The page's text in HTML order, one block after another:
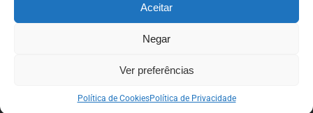
Aceitar
Negar
Ver preferências
Política de CookiesPolítica de Privacidade
| Desenvolvido pela